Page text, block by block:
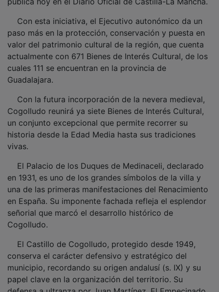
paso más en la protección, conservación y puesta en
valor del patrimonio cultural de la región, que cuenta
actualmente con 671 Bienes de Interés Cultural, de los
cuales 111 se encuentran en la provincia de
Guadalajara.
Cogolludo reunirá ya siete Bienes de Interés Cultural,
un conjunto excepcional que permite recorrer su
historia desde la Edad Media hasta sus tradiciones
vivas.
en 1931, es uno de los grandes símbolos de la villa y
una de las primeras manifestaciones del Renacimiento
en España. Su imponente fachada refleja el esplendor
señorial que marcó el desarrollo histórico de
Cogolludo.
conserva el carácter defensivo y estratégico del
municipio, recordando su origen andalusí (s. IX) y su
papel clave en la organización del territorio. Su
defensa a ultranza por Juan Martínez, El Empecinado,